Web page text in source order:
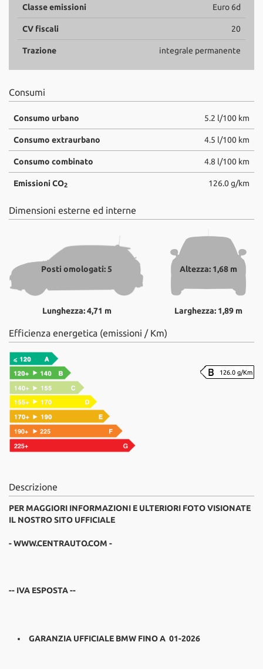
Classe emissioni Euro 6d
CV fiscali 20
Trazione integrale permanente
Consumi
Consumo urbano 5.2 l/100 km
Consumo extraurbano 4.5 l/100 km
Consumo combinato 4.8 l/100 km
Emissioni CO2 126.0 g/km
Dimensioni esterne ed interne
Posti omologati: 5
Lunghezza: 4,71 m
Altezza: 1,68 m
Larghezza: 1,89 m
Efficienza energetica (emissioni / Km)
126.0 g/Km
Descrizione
PER MAGGIORI INFORMAZIONI E ULTERIORI FOTO VISIONATE
IL NOSTRO SITO UFFICIALE
- WWW.CENTRAUTO.COM -
-- IVA ESPOSTA --
GARANZIA UFFICIALE BMW FINO A 01-2026